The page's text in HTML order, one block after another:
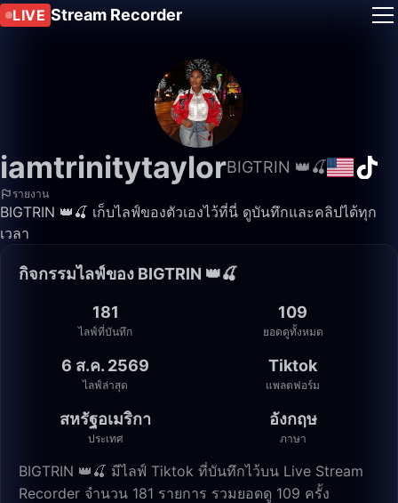
LIVE Stream Recorder
iamtrinitytaylorBIGTRIN 👑🍒
รายงาน
BIGTRIN 👑🍒 เก็บไลฟ์ของตัวเองไว้ที่นี่ ดูบันทึกและคลิปได้ทุก
เวลา
กิจกรรมไลฟ์ของ BIGTRIN 👑🍒
181
ไลฟ์ที่บันทึก
109
ยอดดูทั้งหมด
6 ส.ค. 2569
ไลฟ์ล่าสุด
Tiktok
แพลตฟอร์ม
สหรัฐอเมริกา
ประเทศ
อังกฤษ
ภาษา
BIGTRIN 👑🍒 มีไลฟ์ Tiktok ที่บันทึกไว้บน Live Stream
Recorder จำนวน 181 รายการ รวมยอดดู 109 ครั้ง